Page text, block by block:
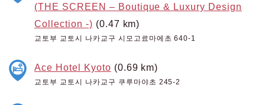
(THE SCREEN – Boutique & Luxury Design
Collection -) (0.47 km)
교토부 교토시 나카교구 시모고료마에초 640-1
Ace Hotel Kyoto (0.69 km)
교토부 교토시 나카교구 쿠루마야초 245-2